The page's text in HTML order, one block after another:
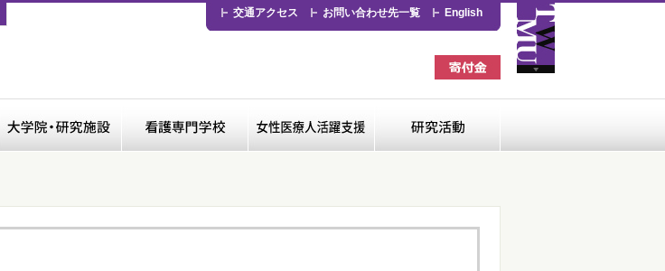
交通アクセス お問い合わせ先一覧 English